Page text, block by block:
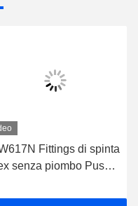
Fittings di spinta
senza piombo Push
Union